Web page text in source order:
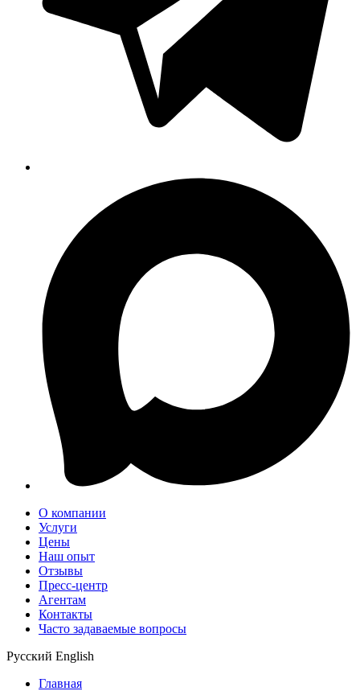
О компании
Услуги
Цены
Наш опыт
Отзывы
Пресс-центр
Агентам
Контакты
Часто задаваемые вопросы
Русский English
Главная